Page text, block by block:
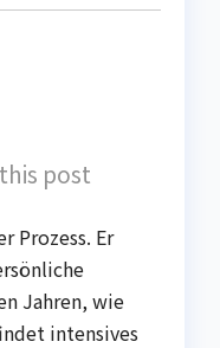
post
Prozess. Er
Jahren, wie
intensives